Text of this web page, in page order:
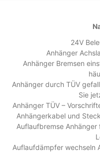
24V
Anhänger
Anhänger Bremsen
Anhänger durch TÜV
Sie
Anhänger TÜV –
Anhängerkabel und
Auflaufbremse
Auflaufdämpfer wechseln